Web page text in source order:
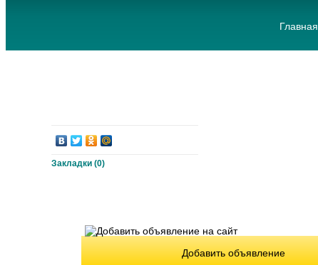
Главная
Закладки (0)
Добавить объявление